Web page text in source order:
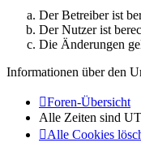
Der Betreiber ist
Der Nutzer ist
Die Änderungen
Informationen über den
Foren-Übersicht
Alle Zeiten sind
Alle Cookies